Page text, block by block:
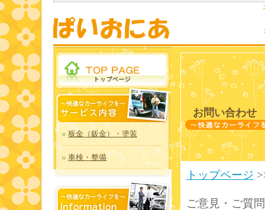
板金（鈑金）・塗装
車検・整備
お問い合わせ
トップページ
ご意見・ご質